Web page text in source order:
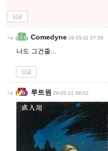
답글
Comedyne 26-05-11 07:56
나도 그건줄...
답글
루트원 26-05-11 08:02